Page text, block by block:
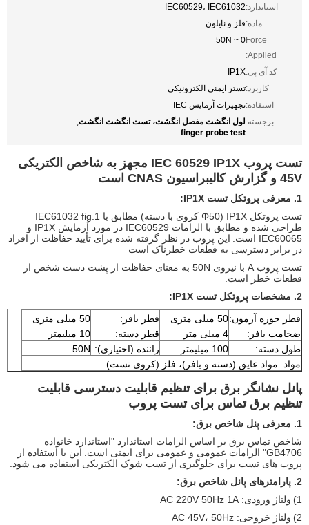
استاندارد:IEC60529، IEC61032
ماده:فلز و نایلون
Force
Applied:
0 ~ 50N
کد آی پی:IP1X
کاربرد:تستر ایمنی الکترونیکی
استفاده:تجهیزات آزمایش IEC
برجسته:لول انگشت مفصل انگشت، تست انگشت انگشت,
finger probe test
تست پروب IEC 60529 IP1X مجهز به شاخص الکتریکی
45V و گزارش کالیبراسیون CNAS است
1. معرفی پروتکل تست IP1X:
تست پروتکل IP1X (Φ50 کروی با دسته) مطابق با IEC61032 fig.1
طراحی شده و مطابق با الزامات IEC60529 در مورد آزمایش IP1X و
IEC60065 است.
این پروب در نظر گرفته شده برای تأیید حفاظت از افراد
در برابر دسترسی به قطعات خطرناک است
تست پروب A با نیروی 50N به معنای حفاظت از پشت دست شخص از
قطعات خطر است.
2. مشخصات پروتکل تست IP1X:
قطر حوزه آزمون:50 میلی متری قطر بافر:
50 میلی متری
ضخامت بافر:
4 میلی متر قطر دسته:
10 میلیمتر
طول دسته:
100 میلیمتر راننده (اختیاری): 50N
مواد: مواد عایق (دسته و بافر)، فلز (کروی تست)
پانل نشانگر برق برای تنظیم قابلیت دسترسی قابلیت
تنظیم برق تماس برای تست پروب
1. معرفی پنل شاخص برق:
شاخص تماس برق بر اساس الزامات استاندارد "استاندارد خانواده
GB4706" الزامات عمومی و عمومی برای ایمنی است.
این با استفاده از
پروب های تست برای جلوگیری از تست شوک الکتریکی استفاده می شود.
2. پارامترهای پانل شاخص برق:
1)
ولتاژ ورودی: AC 220V 50Hz 1A
2)
ولتاژ خروجی: AC 45V، 50Hz